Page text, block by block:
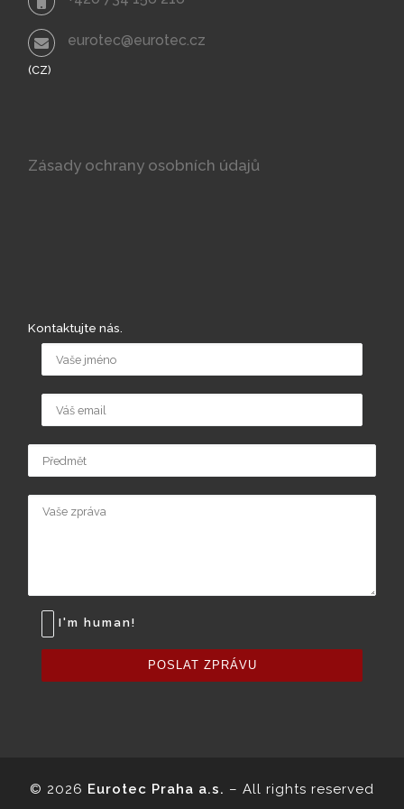
eurotec@eurotec.cz
(CZ)
Zásady ochrany osobních údajů
Kontaktujte nás.
I'm human!
POSLAT ZPRÁVU
© 2026 Eurotec Praha a.s. – All rights reserved